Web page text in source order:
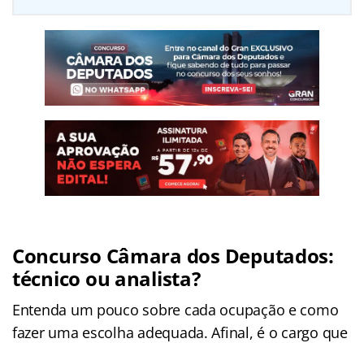
Concurso Câmara dos Deputados:
técnico ou analista?
Entenda um pouco sobre cada ocupação e como
fazer uma escolha adequada. Afinal, é o cargo que